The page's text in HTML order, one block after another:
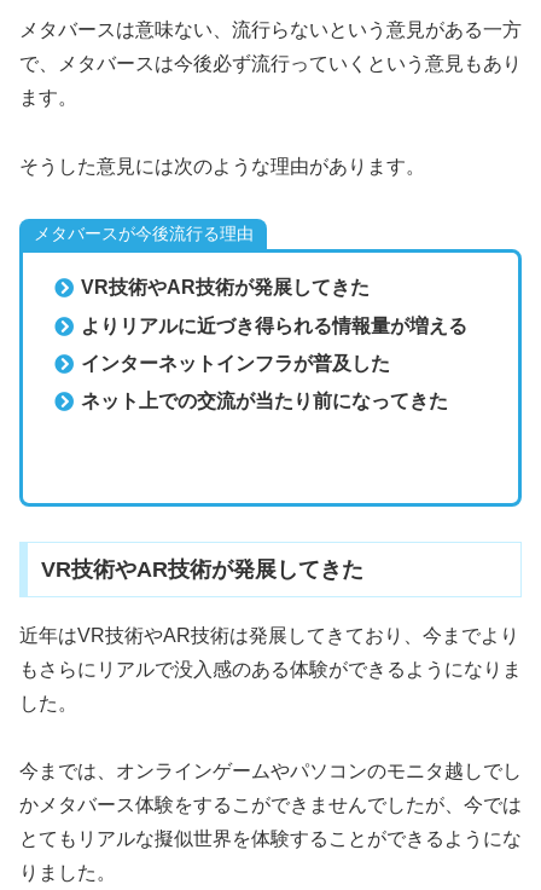
メタバースは意味ない、流行らないという意見がある一方
で、メタバースは今後必ず流行っていくという意見もあり
ます。
そうした意見には次のような理由があります。
メタバースが今後流行る理由
VR技術やAR技術が発展してきた
よりリアルに近づき得られる情報量が増える
インターネットインフラが普及した
ネット上での交流が当たり前になってきた
VR技術やAR技術が発展してきた
近年はVR技術やAR技術は発展してきており、今までより
もさらにリアルで没入感のある体験ができるようになりま
した。
今までは、オンラインゲームやパソコンのモニタ越しでし
かメタバース体験をするこができませんでしたが、今では
とてもリアルな擬似世界を体験することができるようにな
りました。